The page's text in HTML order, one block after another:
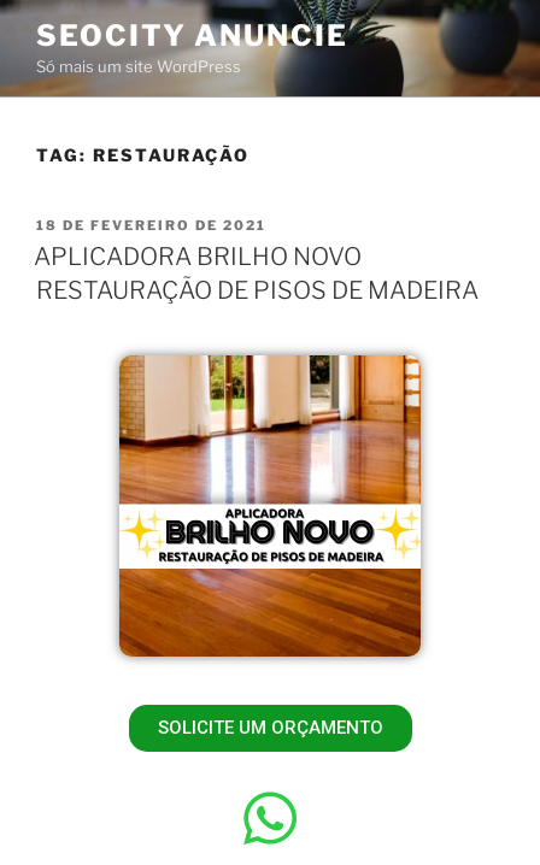
SEOCITY ANUNCIE
Só mais um site WordPress
TAG: RESTAURAÇÃO
18 DE FEVEREIRO DE 2021
APLICADORA BRILHO NOVO
RESTAURAÇÃO DE PISOS DE MADEIRA
SOLICITE UM ORÇAMENTO